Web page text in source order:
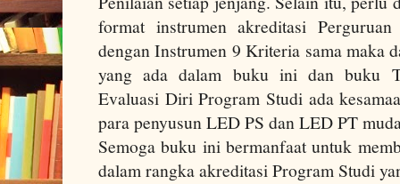
format instrumen akreditasi
dengan Instrumen 9 Kriteria sama maka
yang ada dalam buku ini dan buku
Evaluasi Diri Program Studi ada
para penyusun LED PS dan LED PT
Semoga buku ini bermanfaat untuk
dalam rangka akreditasi Program Studi